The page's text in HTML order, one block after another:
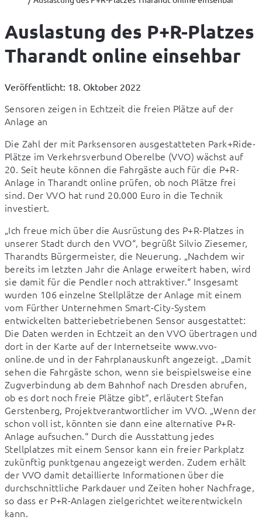
Auslastung des P+R-Platzes
Tharandt online einsehbar
Veröffentlicht: 18. Oktober 2022
Sensoren zeigen in Echtzeit die freien Plätze auf der
Anlage an
Die Zahl der mit Parksensoren ausgestatteten Park+Ride-
Plätze im Verkehrsverbund Oberelbe (VVO) wächst auf
20. Seit heute können die Fahrgäste auch für die P+R-
Anlage in Tharandt online prüfen, ob noch Plätze frei
sind. Der VVO hat rund 20.000 Euro in die Technik
investiert.
„Ich freue mich über die Ausrüstung des P+R-Platzes in
unserer Stadt durch den VVO“, begrüßt Silvio Ziesemer,
Tharandts Bürgermeister, die Neuerung. „Nachdem wir
bereits im letzten Jahr die Anlage erweitert haben, wird
sie damit für die Pendler noch attraktiver.“ Insgesamt
wurden 106 einzelne Stellplätze der Anlage mit einem
vom Fürther Unternehmen Smart-City-System
entwickelten batteriebetriebenen Sensor ausgestattet:
Die Daten werden in Echtzeit an den VVO übertragen und
dort in der Karte auf der Internetseite www.vvo-
online.de und in der Fahrplanauskunft angezeigt. „Damit
sehen die Fahrgäste schon, wenn sie beispielsweise eine
Zugverbindung ab dem Bahnhof nach Dresden abrufen,
ob es dort noch freie Plätze gibt“, erläutert Stefan
Gerstenberg, Projektverantwortlicher im VVO. „Wenn der
schon voll ist, könnten sie dann eine alternative P+R-
Anlage aufsuchen.“ Durch die Ausstattung jedes
Stellplatzes mit einem Sensor kann ein freier Parkplatz
zukünftig punktgenau angezeigt werden. Zudem erhält
der VVO damit detaillierte Informationen über die
durchschnittliche Parkdauer und Zeiten hoher Nachfrage,
so dass er P+R-Anlagen zielgerichtet weiterentwickeln
kann.